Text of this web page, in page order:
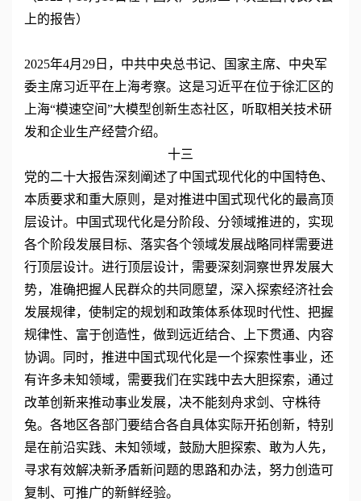
上的报告）
2025年4月29日，中共中央总书记、国家主席、中央军
委主席习近平在上海考察。这是习近平在位于徐汇区的
上海“模速空间”大模型创新生态社区，听取相关技术研
发和企业生产经营介绍。
十三
党的二十大报告深刻阐述了中国式现代化的中国特色、
本质要求和重大原则，是对推进中国式现代化的最高顶
层设计。中国式现代化是分阶段、分领域推进的，实现
各个阶段发展目标、落实各个领域发展战略同样需要进
行顶层设计。进行顶层设计，需要深刻洞察世界发展大
势，准确把握人民群众的共同愿望，深入探索经济社会
发展规律，使制定的规划和政策体系体现时代性、把握
规律性、富于创造性，做到远近结合、上下贯通、内容
协调。同时，推进中国式现代化是一个探索性事业，还
有许多未知领域，需要我们在实践中去大胆探索，通过
改革创新来推动事业发展，决不能刻舟求剑、守株待
兔。各地区各部门要结合各自具体实际开拓创新，特别
是在前沿实践、未知领域，鼓励大胆探索、敢为人先，
寻求有效解决新矛盾新问题的思路和办法，努力创造可
复制、可推广的新鲜经验。